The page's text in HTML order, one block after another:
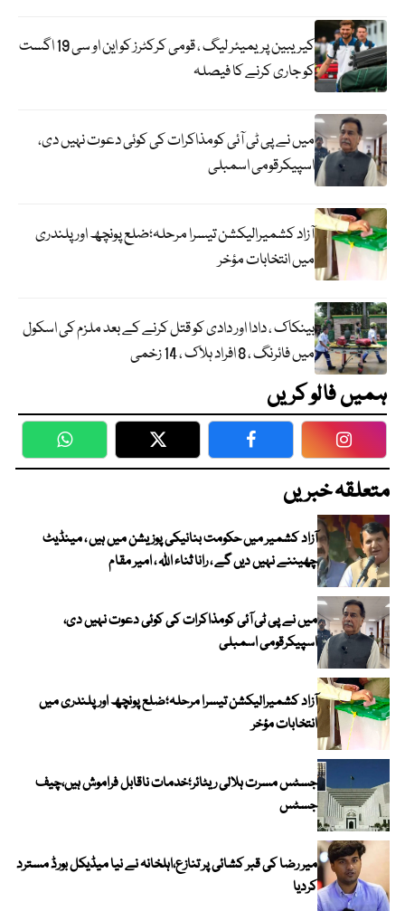
کیریبین پریمیئر لیگ ، قومی کرکٹرز کو این او سی 19 اگست
کو جاری کرنے کا فیصلہ
میں نے پی ٹی آئی کومذاکرات کی کوئی دعوت نہیں دی،
اسپیکرقومی اسمبلی
آزاد کشمیرالیکشن تیسرا مرحلہ؛ضلع پونچھ اور پلندری
میں انتخابات مؤخر
بینکاک ، دادا اور دادی کو قتل کرنے کے بعد ملزم کی اسکول
میں فائرنگ ، 8 افراد ہلاک ، 14 زخمی
ہمیں فالو کریں
WhatsApp Twitter Facebook
متعلقہ خبریں
آزاد کشمیر میں حکومت بنانیکی پوزیشن میں ہیں ، مینڈیٹ
چھیننے نہیں دیں گے ، رانا ثناء اللہ ، امیر مقام
میں نے پی ٹی آئی کومذاکرات کی کوئی دعوت نہیں دی،
اسپیکرقومی اسمبلی
آزاد کشمیرالیکشن تیسرا مرحلہ؛ضلع پونچھ اور پلندری میں
انتخابات مؤخر
جسٹس مسرت ہلالی ریٹائر؛خدمات ناقابل فراموش ہیں،چیف
جسٹس
میر رضا کی قبر کشائی پر تنازع،اہلخانہ نے نیا میڈیکل بورڈ مسترد
کردیا